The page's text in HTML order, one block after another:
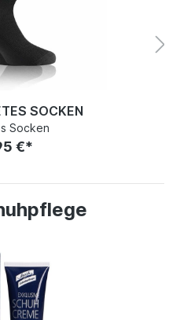
SOCKEN
Socken
€*